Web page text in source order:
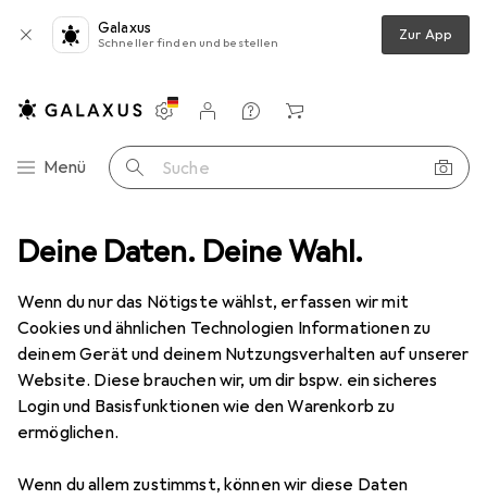
Deine Daten. Deine Wahl.
Wenn du nur das Nötigste wählst, erfassen wir mit
Cookies und ähnlichen Technologien Informationen zu
deinem Gerät und deinem Nutzungsverhalten auf unserer
Website. Diese brauchen wir, um dir bspw. ein sicheres
Login und Basisfunktionen wie den Warenkorb zu
ermöglichen.
Wenn du allem zustimmst, können wir diese Daten
Galaxus
Schneller finden und bestellen Zur App
Navigation nach Kategorien
Menü Suche
Einstellungen
Kundenkonto
Vergleichslisten
Merklisten
Warenkorb
Peripherie Stromversorgung Ladegeräte
Ausverkauf USB Ladegerät